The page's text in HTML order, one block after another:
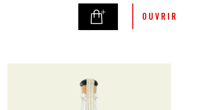
célèbre au Japon pour ses
productions de mirin,
shochu et saké
OUVRIR